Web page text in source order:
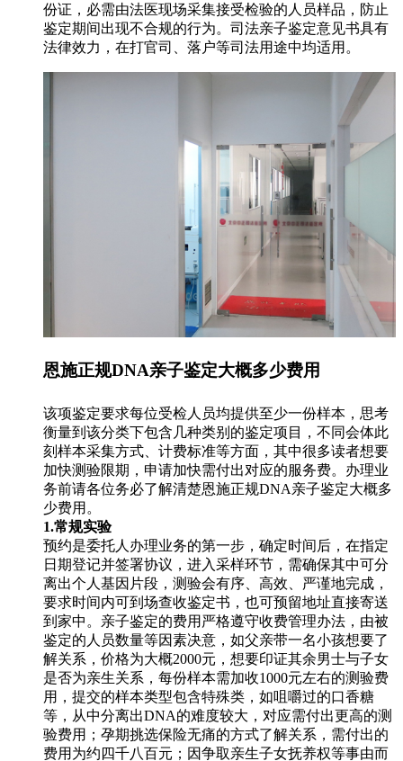
份证，必需由法医现场采集接受检验的人员样品，防止
鉴定期间出现不合规的行为。司法亲子鉴定意见书具有
法律效力，在打官司、落户等司法用途中均适用。
恩施正规DNA亲子鉴定大概多少费用
该项鉴定要求每位受检人员均提供至少一份样本，思考
衡量到该分类下包含几种类别的鉴定项目，不同会体此
刻样本采集方式、计费标准等方面，其中很多读者想要
加快测验限期，申请加快需付出对应的服务费。办理业
务前请各位务必了解清楚恩施正规DNA亲子鉴定大概多
少费用。
1.常规实验
预约是委托人办理业务的第一步，确定时间后，在指定
日期登记并签署协议，进入采样环节，需确保其中可分
离出个人基因片段，测验会有序、高效、严谨地完成，
要求时间内可到场查收鉴定书，也可预留地址直接寄送
到家中。亲子鉴定的费用严格遵守收费管理办法，由被
鉴定的人员数量等因素决意，如父亲带一名小孩想要了
解关系，价格为大概2000元，想要印证其余男士与子女
是否为亲生关系，每份样本需加收1000元左右的测验费
用，提交的样本类型包含特殊类，如咀嚼过的口香糖
等，从中分离出DNA的难度较大，对应需付出更高的测
验费用；孕期挑选保险无痛的方式了解关系，需付出的
费用为约四千八百元；因争取亲生子女抚养权等事由而